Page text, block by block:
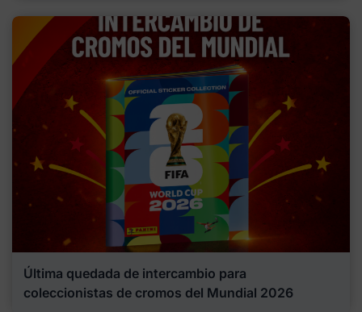
Última quedada de intercambio para
coleccionistas de cromos del Mundial 2026